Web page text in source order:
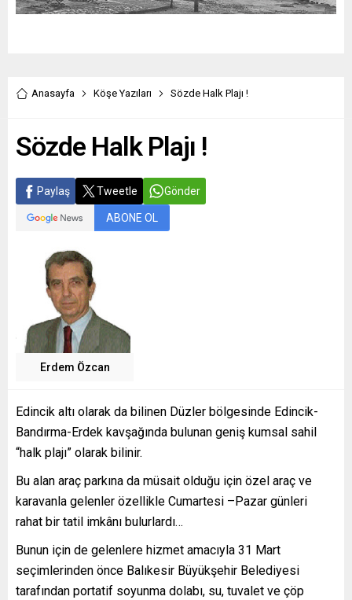
Anasayfa Köşe Yazıları Sözde Halk Plajı !
Sözde Halk Plajı !
Paylaş Tweetle Gönder
ABONE OL
Erdem Özcan
Edincik altı olarak da bilinen Düzler bölgesinde Edincik-
Bandırma-Erdek kavşağında bulunan geniş kumsal sahil
“halk plajı” olarak bilinir.
Bu alan araç parkına da müsait olduğu için özel araç ve
karavanla gelenler özellikle Cumartesi –Pazar günleri
rahat bir tatil imkânı bulurlardı…
Bunun için de gelenlere hizmet amacıyla 31 Mart
seçimlerinden önce Balıkesir Büyükşehir Belediyesi
tarafından portatif soyunma dolabı, su, tuvalet ve çöp